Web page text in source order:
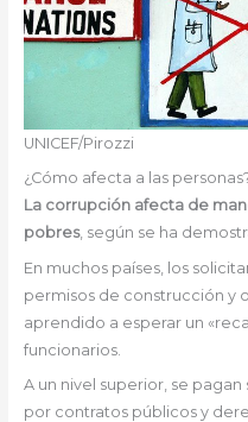
UNICEF/Pirozzi
¿Cómo afecta a las
La corrupción afecta de
pobres, según se ha
En muchos países, los
permisos de construcción y
aprendido a esperar un
funcionarios.
A un nivel superior, se
por contratos públicos y